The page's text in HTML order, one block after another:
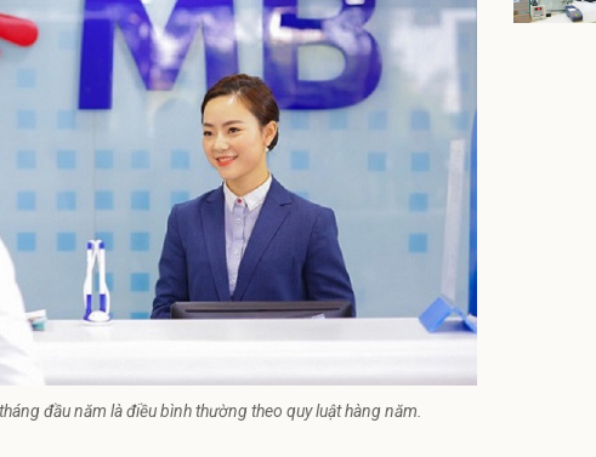
đầu năm là điều bình thường theo quy luật hàng năm.